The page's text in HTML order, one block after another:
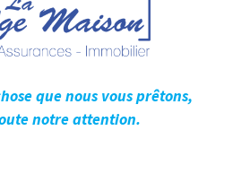
que nous vous prêtons,
notre attention.